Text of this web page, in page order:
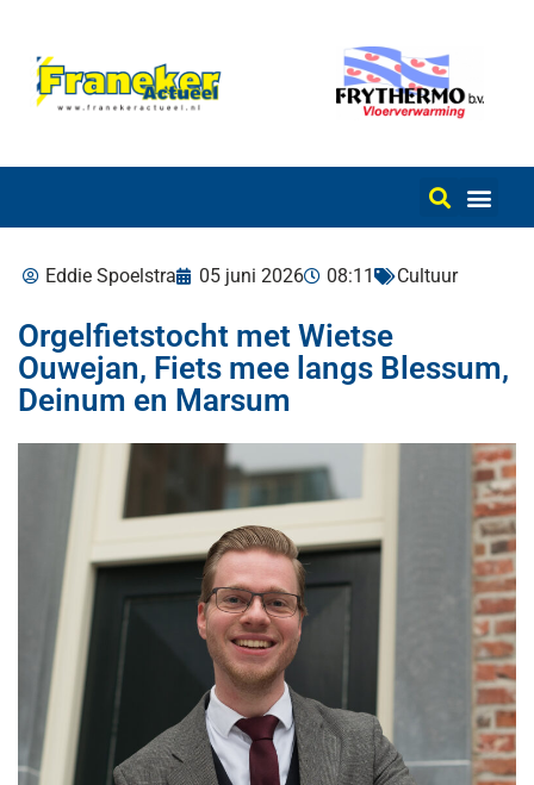
Eddie Spoelstra 05 juni 2026 08:11 Cultuur
Orgelfietstocht met Wietse
Ouwejan, Fiets mee langs Blessum,
Deinum en Marsum